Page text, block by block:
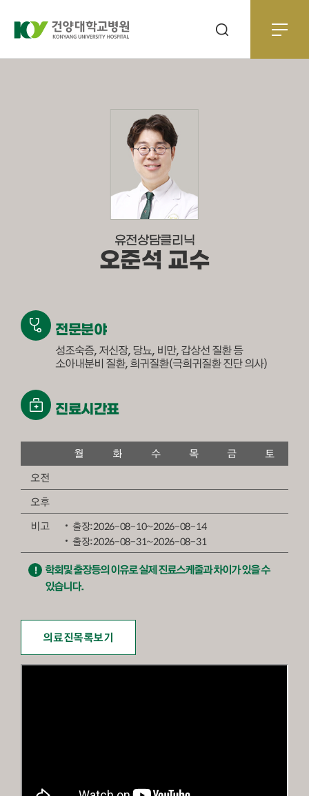
유전상담클리닉
오준석 교수
전문분야
성조숙증, 저신장, 당뇨, 비만, 갑상선 질환 등
소아내분비 질환, 희귀질환(극희귀질환 진단 의사)
진료시간표
의료진/진료일정 - 월,화,수,목,금,토,일로 구성된 표입니다.
월 화 수 목 금
토
오전
오후
비고
출장:2026-08-10~2026-08-14
출장:2026-08-31~2026-08-31
학회및 출장등의 이유로 실제 진료스케줄과 차이가 있을 수
있습니다.
의료진목록보기